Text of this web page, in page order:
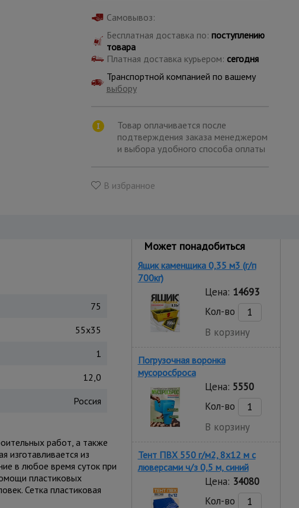
всех
Самовывоз:
Бесплатная доставка по: поступлению
товара
Платная доставка курьером: сегодня
Транспортной компанией по вашему
выбору
Товар оплачивается после
подтверждения заказа менеджером
и выбора удобного способа оплаты
В избранное
75
55х35
1
12,0
Россия
работ, а также
изготавливается из
в любое время суток при
пластиковых
Сетка пластиковая
Может понадобиться
Ящик каменщика 0,35 м3 (г/п
700кг)
Цена: 14693
Кол-во
В корзину
Погрузочная воронка
мусоросброса
Цена: 5550
Кол-во
В корзину
Тент ПВХ 550 г/м2, 8х12 м с
люверсами ч/з 0,5 м, синий
Цена: 34080
Кол-во